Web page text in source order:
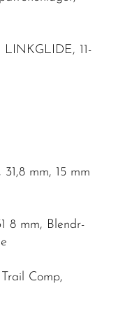
LINKGLIDE, 11-
mm, 15 mm
8 mm, Blendr-
Comp,